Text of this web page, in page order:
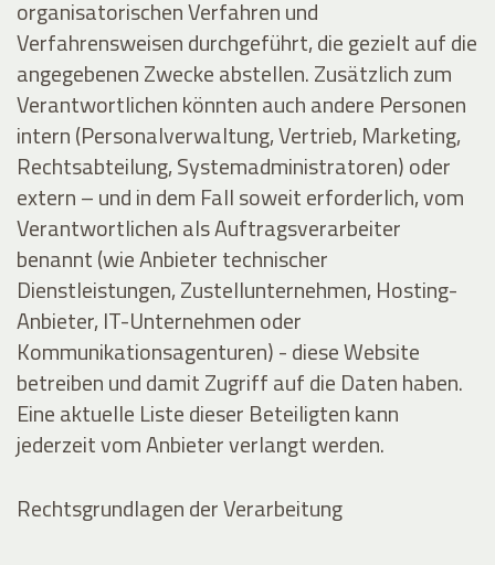
organisatorischen Verfahren und
Verfahrensweisen durchgeführt, die gezielt auf die
angegebenen Zwecke abstellen. Zusätzlich zum
Verantwortlichen könnten auch andere Personen
intern (Personalverwaltung, Vertrieb, Marketing,
Rechtsabteilung, Systemadministratoren) oder
extern – und in dem Fall soweit erforderlich, vom
Verantwortlichen als Auftragsverarbeiter
benannt (wie Anbieter technischer
Dienstleistungen, Zustellunternehmen, Hosting-
Anbieter, IT-Unternehmen oder
Kommunikationsagenturen) - diese Website
betreiben und damit Zugriff auf die Daten haben.
Eine aktuelle Liste dieser Beteiligten kann
jederzeit vom Anbieter verlangt werden.
Rechtsgrundlagen der Verarbeitung